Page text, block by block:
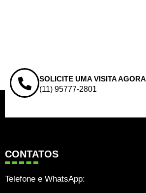
SOLICITE UMA VISITA AGORA
(11) 95777-2801
CONTATOS
Telefone e WhatsApp: